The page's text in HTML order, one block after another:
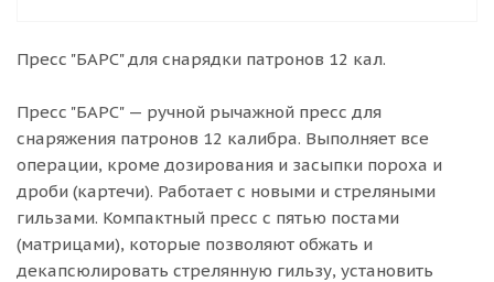
Пресс "БАРС" для снарядки патронов 12 кал.
Пресс "БАРС" — ручной рычажной пресс для
снаряжения патронов 12 калибра. Выполняет все
операции, кроме дозирования и засыпки пороха и
дроби (картечи). Работает с новыми и стреляными
гильзами. Компактный пресс с пятью постами
(матрицами), которые позволяют обжать и
декапсюлировать стрелянную гильзу, установить